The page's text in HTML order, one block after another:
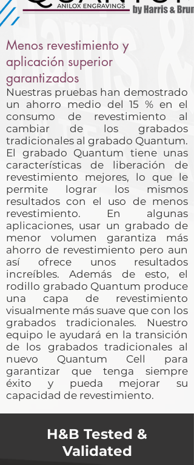
Menos revestimiento y
aplicación superior
garantizados
Nuestras pruebas han demostrado
un ahorro medio del 15 % en el
consumo de revestimiento al
cambiar de los grabados
tradicionales al grabado Quantum.
El grabado Quantum tiene unas
características de liberación de
revestimiento mejores, lo que le
permite lograr los mismos
resultados con el uso de menos
revestimiento. En algunas
aplicaciones, usar un grabado de
menor volumen garantiza más
ahorro de revestimiento pero aun
así ofrece unos resultados
increíbles. Además de esto, el
rodillo grabado Quantum produce
una capa de revestimiento
visualmente más suave que con los
grabados tradicionales. Nuestro
equipo le ayudará en la transición
de los grabados tradicionales al
nuevo Quantum Cell para
garantizar que tenga siempre
éxito y pueda mejorar su
capacidad de revestimiento.
H&B Tested &
Validated